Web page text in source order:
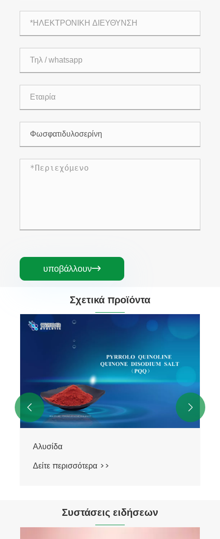
υποβάλλουν
Σχετικά προϊόντα
Αλυσίδα
Δείτε περισσότερα >>
 
Συστάσεις ειδήσεων